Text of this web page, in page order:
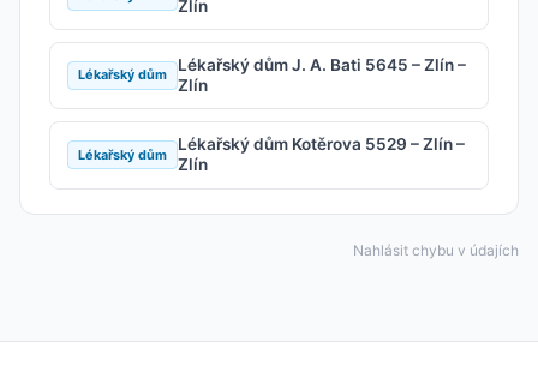
Zlín
Lékařský dům
Lékařský dům J. A. Bati 5645 – Zlín –
Zlín
Lékařský dům
Lékařský dům Kotěrova 5529 – Zlín –
Zlín
Nahlásit chybu v údajích